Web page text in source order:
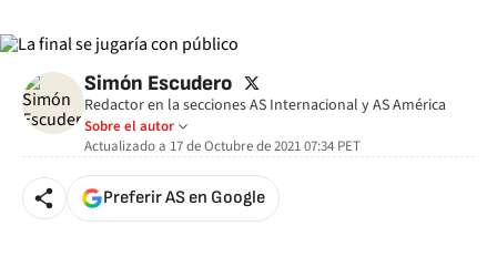
Simón Escudero twitter
Redactor en la secciones AS Internacional y AS América
Sobre el autor
Actualizado a 17 de Octubre de 2021 07:34 PET
Preferir AS en Google